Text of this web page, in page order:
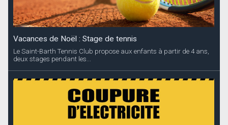
Vacances de Noël : Stage de tennis
Le Saint-Barth Tennis Club propose aux enfants à partir de 4 ans,
deux stages pendant les...